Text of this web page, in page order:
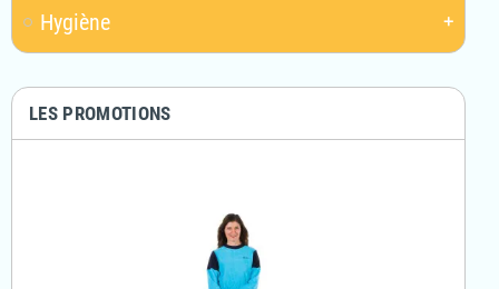
Hygiène add
LES PROMOTIONS